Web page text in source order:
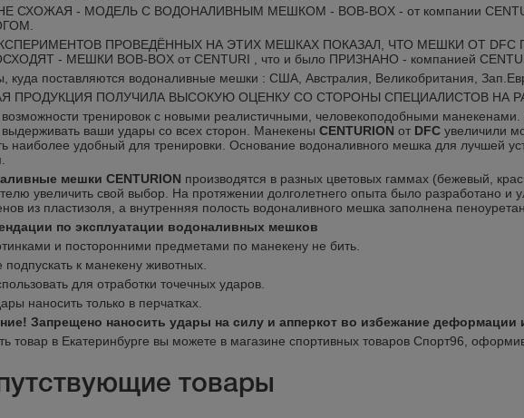
СХОЖАЯ - МОДЕЛЬ С ВОДОНАЛИВНЫМ МЕШКОМ - BOB-BOX - от компании
ПРОВЕДЁННЫХ НА ЭТИХ МЕШКАХ ПОКАЗАЛ, ЧТО МЕШКИ ОТ
- МЕШКИ BOB-BOX от CENTURI , что и было ПРИЗНАНО - компанией
куда поставляются водоналивные мешки : США, Австралия, Великобритания,
ПРОДУКЦИЯ ПОЛУЧИЛА ВЫСОКУЮ ОЦЕНКУ СО СТОРОНЫ СПЕЦИАЛИСТОВ НА
тренировок с новыми реалистичными, человекоподобными манекенами.
выдерживать ваши удары со всех сторон. Манекены CENTURION от DFC увеличили
наиболее удобный для тренировки. Основание водоналивного мешка для лучшей
мешки CENTURION производятся в разных цветовых гаммах (бежевый,
увеличить свой выбор. На протяжении долголетнего опыта было разработано и
из пластизоля, а внутренняя полость водоналивного мешка заполнена
по эксплуатации водоналивных мешков
и посторонними предметами по манекену не бить.
подпускать к манекену животных.
для отработки точечных ударов.
наносить только в перчатках.
Запрещено наносить удары на силу и апперкот во избежание деформации
товар в Екатеринбурге вы можете в магазине спортивных товаров Спорт96,
товары